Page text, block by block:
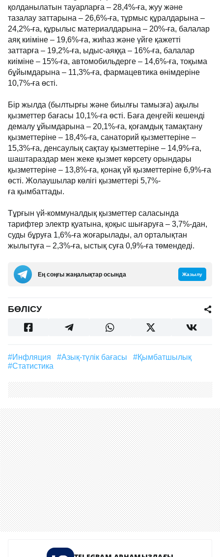
қолданылатын тауарларға – 28,4%-ға, жуу және
тазалау заттарына – 26,6%-ға, тұрмыс құралдарына –
24,2%-ға, құрылыс материалдарына – 20%-ға, балалар
аяқ киіміне – 19,6%-ға, жиһаз және үйге қажетті
заттарға – 19,2%-ға, ыдыс-аяққа – 16%-ға, балалар
киіміне – 15%-ға, автомобильдерге – 14,6%-ға, тоқыма
бұйымдарына – 11,3%-ға, фармацевтика өнімдеріне
10,7%-ға өсті.
Бір жылда (былтырғы және биылғы тамызға) ақылы
қызметтер бағасы 10,1%-ға өсті. Баға деңгейі кешенді
демалу ұйымдарына – 20,1%-ға, қоғамдық тамақтану
қызметтеріне – 18,4%-ға, санаторий қызметтеріне –
15,3%-ға, денсаулық сақтау қызметтеріне – 14,9%-ға,
шаштараздар мен жеке қызмет көрсету орындары
қызметтеріне – 13,8%-ға, қонақ үй қызметтеріне 6,9%-ға
өсті. Жолаушылар көлігі қызметтері 5,7%-
ға қымбаттады.
Тұрғын үй-коммуналдық қызметтер саласында
тарифтер электр қуатына, қоқыс шығаруға – 3,7%-дан,
суды бұруға 1,6%-ға жоғарылады, ал орталықтан
жылытуға – 2,3%-ға, ыстық суға 0,9%-ға төмендеді.
Ең соңғы жаңалықтар осында Жазылу
БӨЛІСУ
#инфляция #азық-түлік бағасы
#қымбатшылық
#статистика